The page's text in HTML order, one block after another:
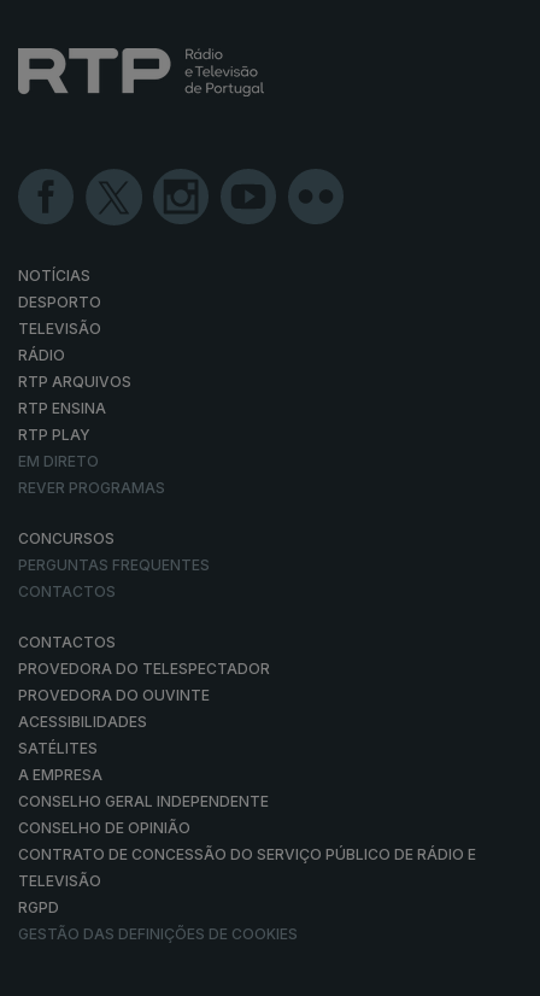
NOTÍCIAS
DESPORTO
TELEVISÃO
RÁDIO
RTP ARQUIVOS
RTP ENSINA
RTP PLAY
EM DIRETO
REVER PROGRAMAS
CONCURSOS
PERGUNTAS FREQUENTES
CONTACTOS
CONTACTOS
PROVEDORA DO TELESPECTADOR
PROVEDORA DO OUVINTE
ACESSIBILIDADES
SATÉLITES
A EMPRESA
CONSELHO GERAL INDEPENDENTE
CONSELHO DE OPINIÃO
CONTRATO DE CONCESSÃO DO SERVIÇO PÚBLICO DE RÁDIO E
TELEVISÃO
RGPD
GESTÃO DAS DEFINIÇÕES DE COOKIES